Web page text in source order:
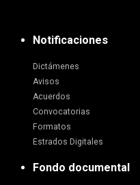
Notificaciones
Dictámenes
Avisos
Acuerdos
Convocatorias
Formatos
Estrados Digitales
Fondo documental